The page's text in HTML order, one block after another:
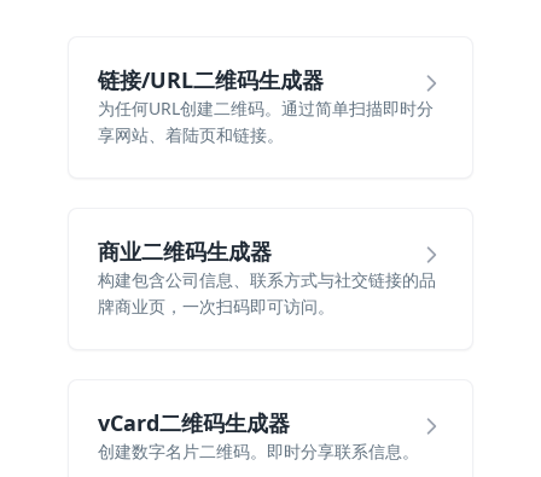
链接/URL二维码生成器
为任何URL创建二维码。通过简单扫描即时分
享网站、着陆页和链接。
商业二维码生成器
构建包含公司信息、联系方式与社交链接的品
牌商业页，一次扫码即可访问。
vCard二维码生成器
创建数字名片二维码。即时分享联系信息。